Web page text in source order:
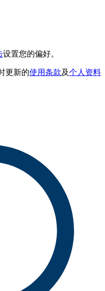
设置您的偏好。
更新的使用条款及个人资料